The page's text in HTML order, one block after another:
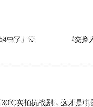
中字」云
《交
30℃实拍抗战剧，这才是中